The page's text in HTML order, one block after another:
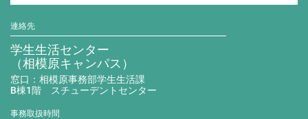
連絡先
学生生活センター
（相模原キャンパス）
窓口：相模原事務部学生生活課
B棟1階 スチューデントセンター
事務取扱時間